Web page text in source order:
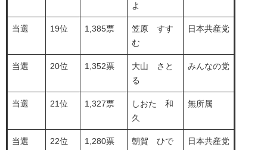
よ
当選 19位 1,385票
笠原 すす
む
日本共産党
当選 20位 1,352票
大山 さと
る
みんなの党
当選 21位 1,327票
しおた 和
久
無所属
当選 22位 1,280票
朝賀 ひで
日本共産党